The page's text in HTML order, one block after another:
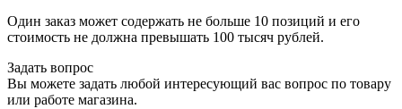
Один заказ может содержать не больше 10 позиций и его
стоимость не должна превышать 100 тысяч рублей.
Задать вопрос
Вы можете задать любой интересующий вас вопрос по товару
или работе магазина.